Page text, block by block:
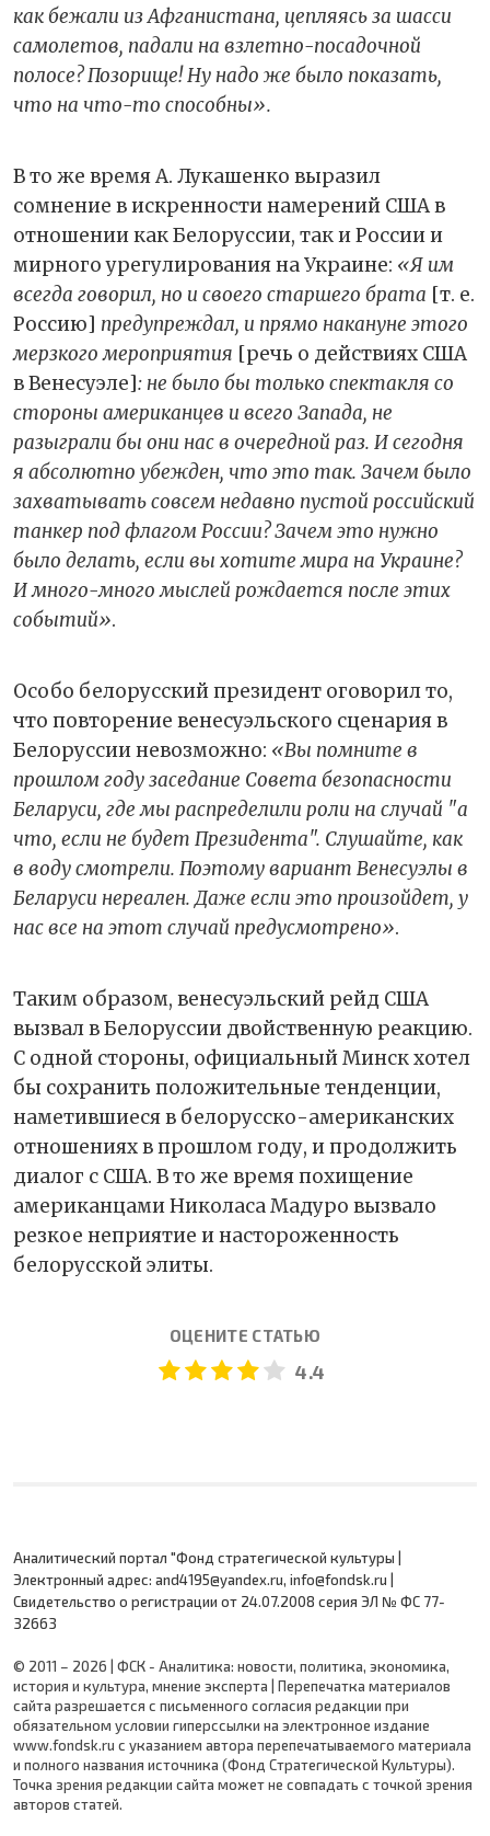
как бежали из Афганистана, цепляясь за шасси
самолетов, падали на взлетно-посадочной
полосе? Позорище! Ну надо же было показать,
что на что-то способны».
В то же время А. Лукашенко выразил
сомнение в искренности намерений США в
отношении как Белоруссии, так и России и
мирного урегулирования на Украине: «Я им
всегда говорил, но и своего старшего брата [т. е.
Россию] предупреждал, и прямо накануне этого
мерзкого мероприятия [речь о действиях США
в Венесуэле]: не было бы только спектакля со
стороны американцев и всего Запада, не
разыграли бы они нас в очередной раз. И сегодня
я абсолютно убежден, что это так. Зачем было
захватывать совсем недавно пустой российский
танкер под флагом России? Зачем это нужно
было делать, если вы хотите мира на Украине?
И много-много мыслей рождается после этих
событий».
Особо белорусский президент оговорил то,
что повторение венесуэльского сценария в
Белоруссии невозможно: «Вы помните в
прошлом году заседание Совета безопасности
Беларуси, где мы распределили роли на случай "а
что, если не будет Президента". Слушайте, как
в воду смотрели. Поэтому вариант Венесуэлы в
Беларуси нереален. Даже если это произойдет, у
нас все на этот случай предусмотрено».
Таким образом, венесуэльский рейд США
вызвал в Белоруссии двойственную реакцию.
С одной стороны, официальный Минск хотел
бы сохранить положительные тенденции,
наметившиеся в белорусско-американских
отношениях в прошлом году, и продолжить
диалог с США. В то же время похищение
американцами Николаса Мадуро вызвало
резкое неприятие и настороженность
белорусской элиты.
ОЦЕНИТЕ СТАТЬЮ
4.4
Аналитический портал "Фонд стратегической культуры |
Электронный адрес: and4195@yandex.ru, info@fondsk.ru |
Cвидетельство о регистрации от 24.07.2008 серия ЭЛ № ФС 77-
32663
© 2011 – 2026 | ФСК - Аналитика: новости, политика, экономика,
история и культура, мнение эксперта | Перепечатка материалов
сайта разрешается с письменного согласия редакции при
обязательном условии гиперссылки на электронное издание
www.fondsk.ru с указанием автора перепечатываемого материала
и полного названия источника (Фонд Стратегической Культуры).
Точка зрения редакции сайта может не совпадать с точкой зрения
авторов статей.